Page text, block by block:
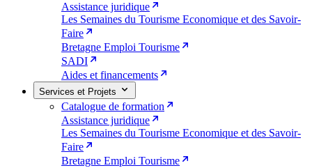
Assistance juridique
Les Semaines du Tourisme Economique et des Savoir-
Faire
Bretagne Emploi Tourisme
SADI
Aides et financements
Services et Projets
Catalogue de formation
Assistance juridique
Les Semaines du Tourisme Economique et des Savoir-
Faire
Bretagne Emploi Tourisme